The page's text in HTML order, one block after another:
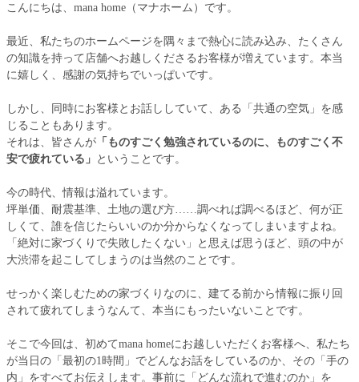
こんにちは、mana home（マナホーム）です。
最近、私たちのホームページを隅々まで熱心に読み込み、たくさん
の知識を持って店舗へお越しくださるお客様が増えています。本当
に嬉しく、感謝の気持ちでいっぱいです。
しかし、同時にお客様とお話ししていて、ある「共通の空気」を感
じることもあります。
それは、皆さんが 「ものすごく勉強されているのに、ものすごく不
安で疲れている」 ということです。
今の時代、情報は溢れています。
坪単価、耐震基準、土地の選び方……調べれば調べるほど、何が正
しくて、誰を信じたらいいのか分からなくなってしまいますよね。
「絶対に家づくりで失敗したくない」と思えば思うほど、頭の中が
大渋滞を起こしてしまうのは当然のことです。
せっかく楽しむための家づくりなのに、建てる前から情報に振り回
されて疲れてしまうなんて、本当にもったいないことです。
そこで今回は、初めてmana homeにお越しいただくお客様へ、私たち
が当日の「最初の1時間」でどんなお話をしているのか、その「手の
内」をすべてお伝えします。事前に「どんな流れで進むのか」を